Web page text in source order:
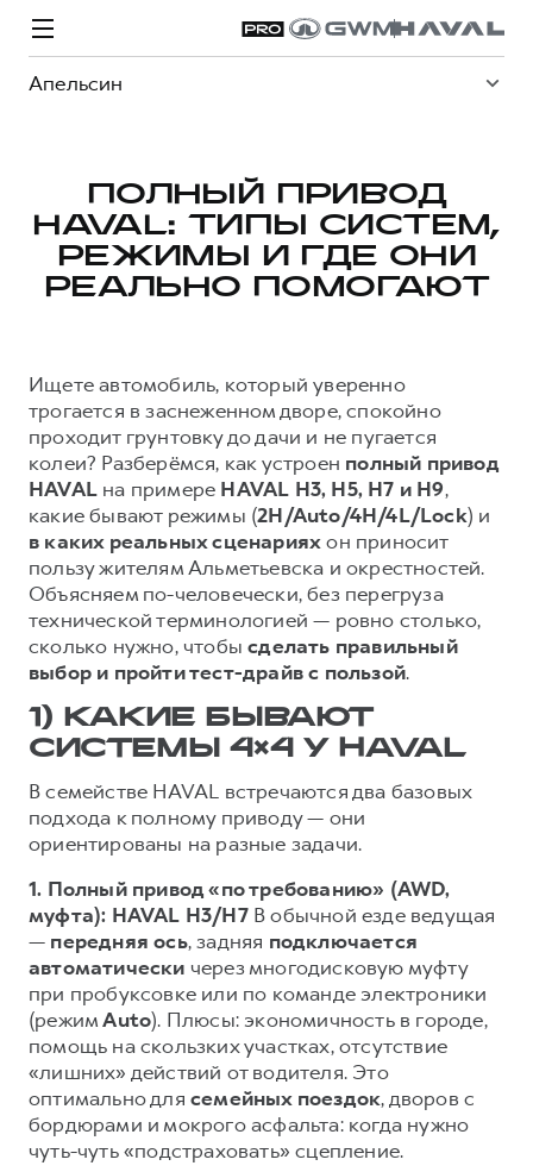
Апельсин
Модели
H3
от 2 499 000 ₽ от 4 049 000 ₽
от 3 799 000 ₽ от 4 799 000 ₽
Покупателям
Автомобили в наличии
Конфигуратор HAVAL
Аксессуары HAVAL
Каталоги и прайс-листы
Программа «HAVAL Защита+»
Тест-драйв
Трейд-ин
КРЕДИТ И СТРАХОВАНИЕ
Кредитный калькулятор
Страхование
Кредит
Для малого бизнеса
Корпоративным клиентам
Крупным корпоративным клиентам
Система управления автопарком
Сервис для корпоративных клиентов
HAVAL Лизинг
Владельцам
Все о сервисе
Запись на сервис
Моторное масло
Стоимость ТО
СЕРВИСНОЕ ОБСЛУЖИВАНИЕ
Программа «Помощь на дороге»
Регламенты технического обслуживания
Электронный ПТС
ПОДДЕРЖКА
GWM Безопасность
Гарантия HAVAL
Мобильное приложение GWM
Программа «HAVAL Защита+»
Руководства по эксплуатации
Подписки
АКСЕССУАРЫ HAVAL
Автомобильные аксессуары
Спецпредложения
Покупателям
Владельцам
О дилере
О бренде
Новости
О GWM
ИНФОРМАЦИЯ О ДИЛЕРЕ
О дилере
Наша команда
Контакты
ПОЛНЫЙ ПРИВОД
HAVAL: ТИПЫ СИСТЕМ,
РЕЖИМЫ И ГДЕ ОНИ
РЕАЛЬНО ПОМОГАЮТ
Ищете автомобиль, который уверенно
трогается в заснеженном дворе, спокойно
проходит грунтовку до дачи и не пугается
колеи? Разберёмся, как устроен полный привод
HAVAL на примере HAVAL H3, H5, H7 и H9,
какие бывают режимы (2H/Auto/4H/4L/Lock) и
в каких реальных сценарияхон приносит
пользу жителям Альметьевска и окрестностей.
Объясняем по-человечески, без перегруза
технической терминологией — ровно столько,
сколько нужно, чтобысделать правильный
выбор и пройти тест-драйв с пользой.
1) КАКИЕ БЫВАЮТ
СИСТЕМЫ 4×4 У HAVAL
В семействе HAVAL встречаются два базовых
подхода к полному приводу — они
ориентированы на разные задачи.
1. Полный привод «по требованию» (AWD,
муфта): HAVAL H3/H7В обычной езде ведущая
— передняя ось, задняя подключается
автоматически через многодисковую муфту
при пробуксовке или по команде электроники
(режимAuto). Плюсы: экономичность в городе,
помощь на скользких участках, отсутствие
«лишних» действий от водителя. Это
оптимально для семейных поездок, дворов с
бордюрами и мокрого асфальта: когда нужно
чуть-чуть «подстраховать» сцепление.